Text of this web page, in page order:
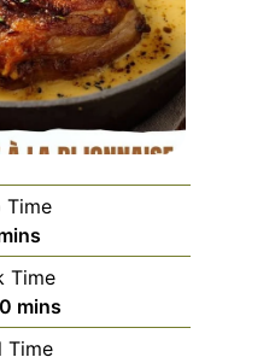
Time
Time
minutes
mins
Time